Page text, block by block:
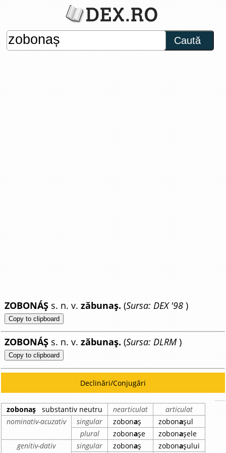
Caută
ZOBONÁȘ s. n. v.zăbunaș. (Sursa: DEX '98 )
Copy to clipboard
ZOBONÁȘ s. n. v.zăbunaș. (Sursa: DLRM )
Copy to clipboard
Declinări/Conjugări
zobonaș substantiv neutru nearticulat
articulat
nominativ-acuzativ
singular zobonaș zobonașul
plural
zobonașe zobonașele
genitiv-dativ
singular zobonaș zobonașului